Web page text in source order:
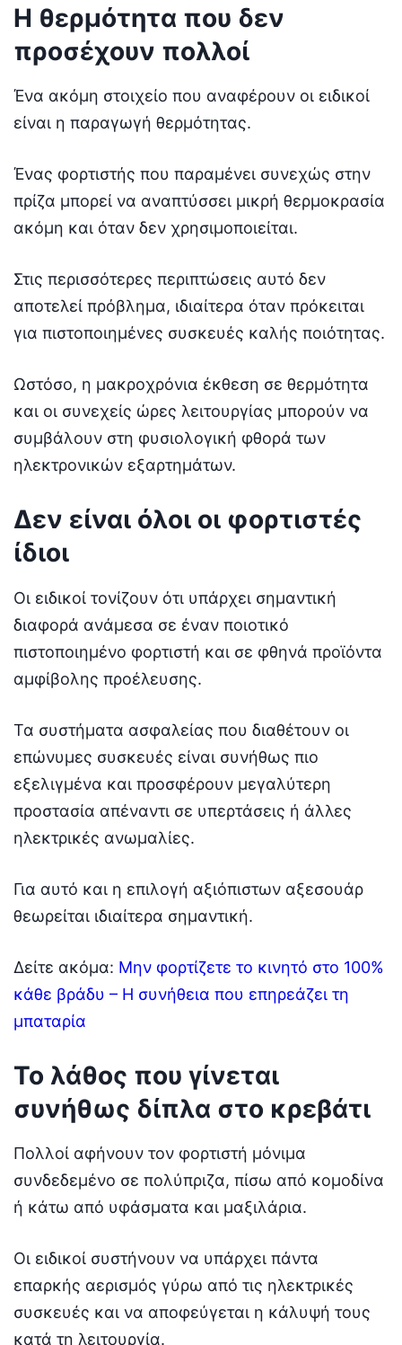
Η θερμότητα που δεν
προσέχουν πολλοί
Ένα ακόμη στοιχείο που αναφέρουν οι ειδικοί
είναι η παραγωγή θερμότητας.
Ένας φορτιστής που παραμένει συνεχώς στην
πρίζα μπορεί να αναπτύσσει μικρή θερμοκρασία
ακόμη και όταν δεν χρησιμοποιείται.
Στις περισσότερες περιπτώσεις αυτό δεν
αποτελεί πρόβλημα, ιδιαίτερα όταν πρόκειται
για πιστοποιημένες συσκευές καλής ποιότητας.
Ωστόσο, η μακροχρόνια έκθεση σε θερμότητα
και οι συνεχείς ώρες λειτουργίας μπορούν να
συμβάλουν στη φυσιολογική φθορά των
ηλεκτρονικών εξαρτημάτων.
Δεν είναι όλοι οι φορτιστές
ίδιοι
Οι ειδικοί τονίζουν ότι υπάρχει σημαντική
διαφορά ανάμεσα σε έναν ποιοτικό
πιστοποιημένο φορτιστή και σε φθηνά προϊόντα
αμφίβολης προέλευσης.
Τα συστήματα ασφαλείας που διαθέτουν οι
επώνυμες συσκευές είναι συνήθως πιο
εξελιγμένα και προσφέρουν μεγαλύτερη
προστασία απέναντι σε υπερτάσεις ή άλλες
ηλεκτρικές ανωμαλίες.
Για αυτό και η επιλογή αξιόπιστων αξεσουάρ
θεωρείται ιδιαίτερα σημαντική.
Δείτε ακόμα: Μην φορτίζετε το κινητό στο 100%
κάθε βράδυ – Η συνήθεια που επηρεάζει τη
μπαταρία
Το λάθος που γίνεται
συνήθως δίπλα στο κρεβάτι
Πολλοί αφήνουν τον φορτιστή μόνιμα
συνδεδεμένο σε πολύπριζα, πίσω από κομοδίνα
ή κάτω από υφάσματα και μαξιλάρια.
Οι ειδικοί συστήνουν να υπάρχει πάντα
επαρκής αερισμός γύρω από τις ηλεκτρικές
συσκευές και να αποφεύγεται η κάλυψή τους
κατά τη λειτουργία.